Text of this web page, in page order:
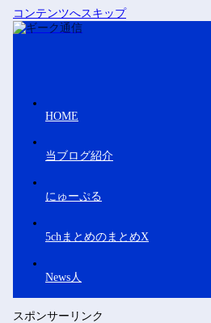
コンテンツへスキップ
HOME
当ブログ紹介
にゅーぷる
5chまとめのまとめX
News人
スポンサーリンク